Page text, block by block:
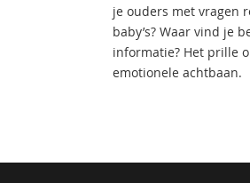
je ouders met vragen
baby’s? Waar vind je
informatie? Het prille
emotionele achtbaan.